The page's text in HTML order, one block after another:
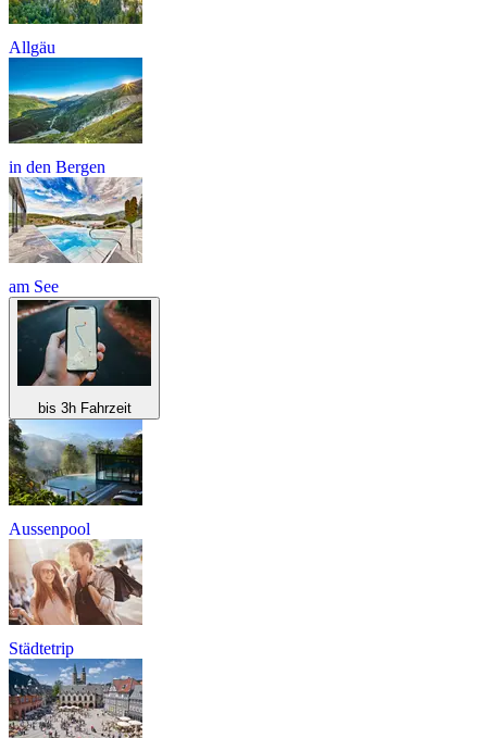
Allgäu
in den Bergen
am See
bis 3h Fahrzeit
Aussenpool
Städtetrip